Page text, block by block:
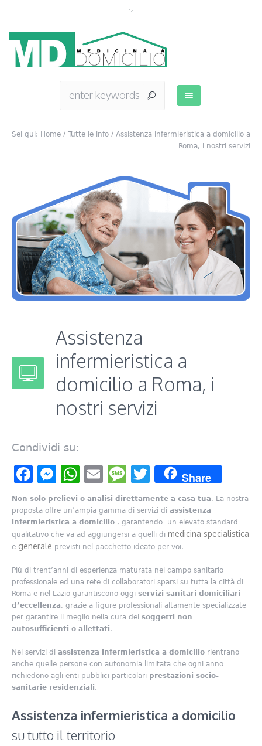
Sei qui: Home / Tutte le info / Assistenza infermieristica a domicilio a
Roma, i nostri servizi
Assistenza
infermieristica a
domicilio a Roma, i
nostri servizi
Condividi su:
Facebook
Messenger
WhatsApp
EmailMessage
Twitter
Share
Non solo prelievi o analisi direttamente a casa tua. La nostra
proposta offre un’ampia gamma di servizi di assistenza
infermieristica a domicilio , garantendo un elevato standard
qualitativo che va ad aggiungersi a quelli di medicina specialistica
e generale previsti nel pacchetto ideato per voi.
Più di trent’anni di esperienza maturata nel campo sanitario
professionale ed una rete di collaboratori sparsi su tutta la città di
Roma e nel Lazio garantiscono oggi servizi sanitari domiciliari
d’eccellenza, grazie a figure professionali altamente specializzate
per garantire il meglio nella cura dei soggetti non
autosufficienti o allettati.
Nei servizi di assistenza infermieristica a domicilio rientrano
anche quelle persone con autonomia limitata che ogni anno
richiedono agli enti pubblici particolari prestazioni socio-
sanitarie residenziali.
Assistenza infermieristica a domicilio
su tutto il territorio